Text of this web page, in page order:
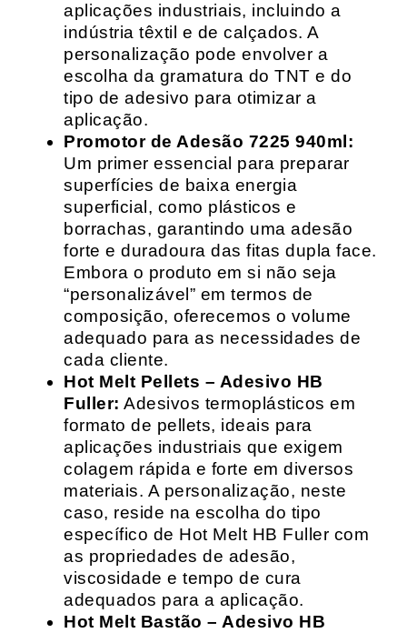
aplicações industriais, incluindo a
indústria têxtil e de calçados. A
personalização pode envolver a
escolha da gramatura do TNT e do
tipo de adesivo para otimizar a
aplicação.
Promotor de Adesão 7225 940ml:
Um primer essencial para preparar
superfícies de baixa energia
superficial, como plásticos e
borrachas, garantindo uma adesão
forte e duradoura das fitas dupla face.
Embora o produto em si não seja
“personalizável” em termos de
composição, oferecemos o volume
adequado para as necessidades de
cada cliente.
Hot Melt Pellets – Adesivo HB
Fuller: Adesivos termoplásticos em
formato de pellets, ideais para
aplicações industriais que exigem
colagem rápida e forte em diversos
materiais. A personalização, neste
caso, reside na escolha do tipo
específico de Hot Melt HB Fuller com
as propriedades de adesão,
viscosidade e tempo de cura
adequados para a aplicação.
Hot Melt Bastão – Adesivo HB